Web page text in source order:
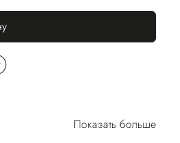
Показать больше